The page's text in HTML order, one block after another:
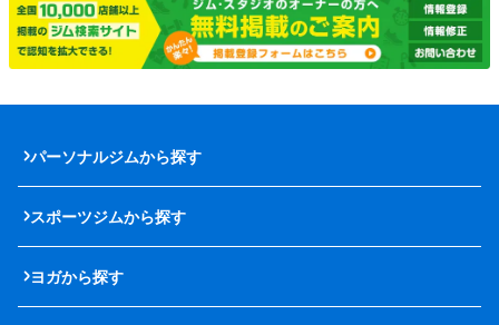
パーソナルジムから探す
スポーツジムから探す
ヨガから探す